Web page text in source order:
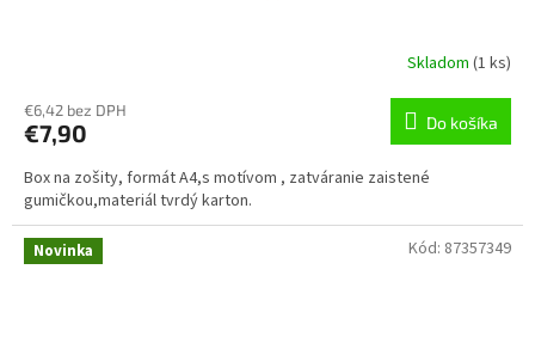
Skladom (1 ks)
€6,42 bez DPH
€7,90 Do košíka
Box na zošity, formát A4,s motívom , zatváranie zaistené
gumičkou,materiál tvrdý karton.
Novinka Kód: 87357349